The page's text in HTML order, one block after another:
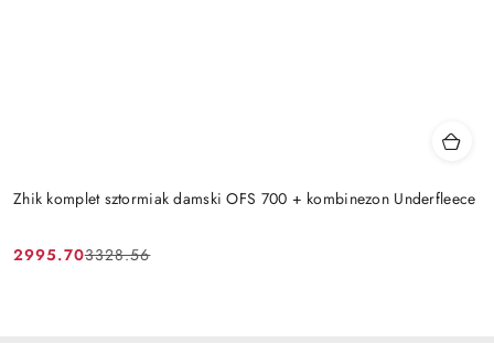
Zhik komplet sztormiak damski OFS 700 + kombinezon Underfleece
Cena
2995.70
Cena
3328.56